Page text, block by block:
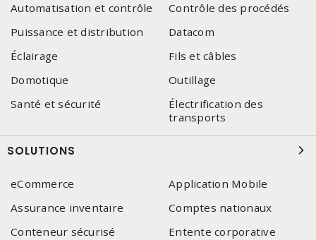
Automatisation et contrôle
Contrôle des procédés
Puissance et distribution
Datacom
Éclairage
Fils et câbles
Domotique
Outillage
Santé et sécurité
Électrification des
transports
SOLUTIONS
eCommerce
Application Mobile
Assurance inventaire
Comptes nationaux
Conteneur sécurisé
Entente corporative